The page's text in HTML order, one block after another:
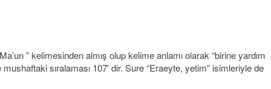
” kelimesinden almış olup kelime anlamı olarak “birine yardım
sıralaması 107′ dir. Sure “Eraeyte, yetim” isimleriyle de